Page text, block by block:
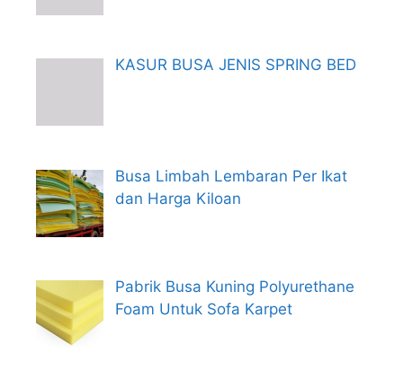
KASUR BUSA JENIS SPRING BED
Busa Limbah Lembaran Per Ikat
dan Harga Kiloan
Pabrik Busa Kuning Polyurethane
Foam Untuk Sofa Karpet